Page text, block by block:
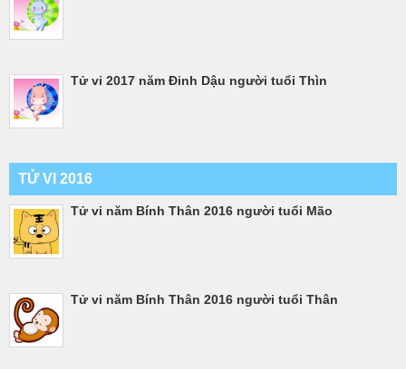
Tử vi 2017 năm Đinh Dậu người tuổi Thìn
TỬ VI 2016
Tử vi năm Bính Thân 2016 người tuổi Mão
Tử vi năm Bính Thân 2016 người tuổi Thân